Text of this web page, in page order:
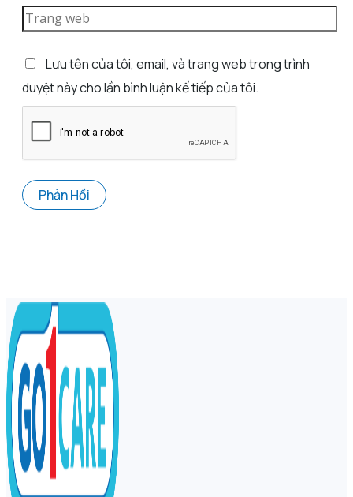
Lưu tên của tôi, email, và trang web trong trình
duyệt này cho lần bình luận kế tiếp của tôi.